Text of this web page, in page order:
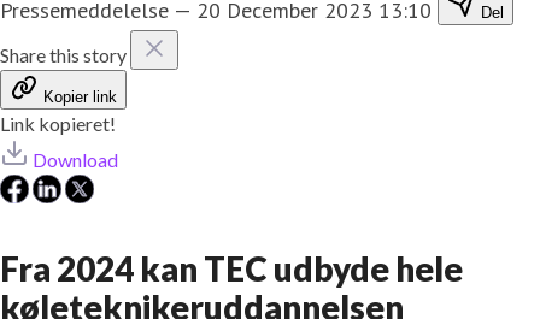
Pressemeddelelse — 20 December 2023 13:10 Del
Share this story
Kopier link
Link kopieret!
Download
Fra 2024 kan TEC udbyde hele
køleteknikeruddannelsen